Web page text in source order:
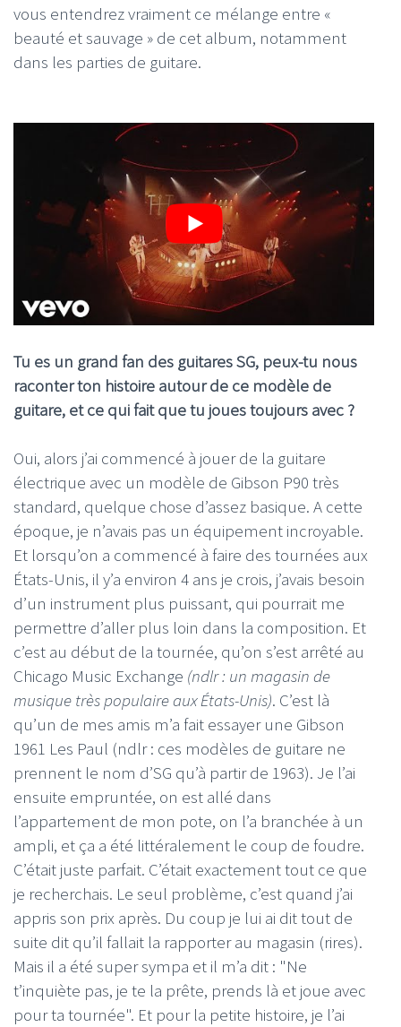
vous entendrez vraiment ce mélange entre «
beauté et sauvage » de cet album, notamment
dans les parties de guitare.
Tu es un grand fan des guitares SG, peux-tu nous
raconter ton histoire autour de ce modèle de
guitare, et ce qui fait que tu joues toujours avec ?
Oui, alors j’ai commencé à jouer de la guitare
électrique avec un modèle de Gibson P90 très
standard, quelque chose d’assez basique. A cette
époque, je n’avais pas un équipement incroyable.
Et lorsqu’on a commencé à faire des tournées aux
États-Unis, il y’a environ 4 ans je crois, j’avais besoin
d’un instrument plus puissant, qui pourrait me
permettre d’aller plus loin dans la composition. Et
c’est au début de la tournée, qu’on s’est arrêté au
Chicago Music Exchange (ndlr : un magasin de
musique très populaire aux États-Unis). C’est là
qu’un de mes amis m’a fait essayer une Gibson
1961 Les Paul (ndlr : ces modèles de guitare ne
prennent le nom d’SG qu’à partir de 1963). Je l’ai
ensuite empruntée, on est allé dans
l’appartement de mon pote, on l’a branchée à un
ampli, et ça a été littéralement le coup de foudre.
C’était juste parfait. C’était exactement tout ce que
je recherchais. Le seul problème, c’est quand j’ai
appris son prix après. Du coup je lui ai dit tout de
suite dit qu’il fallait la rapporter au magasin (rires).
Mais il a été super sympa et il m’a dit : "Ne
t’inquiète pas, je te la prête, prends là et joue avec
pour ta tournée". Et pour la petite histoire, je l’ai